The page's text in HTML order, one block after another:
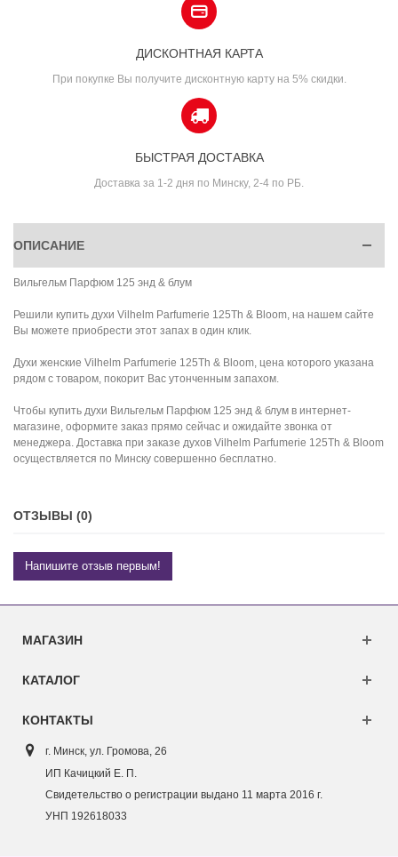
ДИСКОНТНАЯ КАРТА
При покупке Вы получите дисконтную карту на 5% скидки.
БЫСТРАЯ ДОСТАВКА
Доставка за 1-2 дня по Минску, 2-4 по РБ.
ОПИСАНИЕ
Вильгельм Парфюм 125 энд & блум
Решили купить духи Vilhelm Parfumerie 125Th & Bloom, на нашем сайте
Вы можете приобрести этот запах в один клик.
Духи женские Vilhelm Parfumerie 125Th & Bloom, цена которого указана
рядом с товаром, покорит Вас утонченным запахом.
Чтобы купить духи Вильгельм Парфюм 125 энд & блум в интернет-
магазине, оформите заказ прямо сейчас и ожидайте звонка от
менеджера. Доставка при заказе духов Vilhelm Parfumerie 125Th & Bloom
осуществляется по Минску совершенно бесплатно.
ОТЗЫВЫ (0)
Напишите отзыв первым!
МАГАЗИН
КАТАЛОГ
КОНТАКТЫ
г. Минск, ул. Громова, 26
ИП Качицкий Е. П.
Свидетельство о регистрации выдано 11 марта 2016 г.
УНП 192618033